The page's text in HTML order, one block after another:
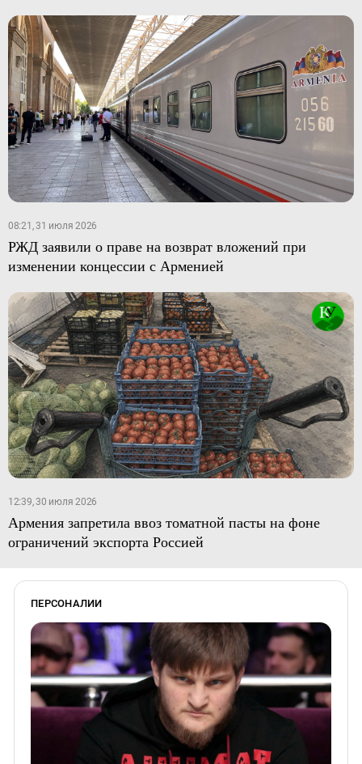
08:21, 31 июля 2026
РЖД заявили о праве на возврат вложений при
изменении концессии с Арменией
12:39, 30 июля 2026
Армения запретила ввоз томатной пасты на фоне
ограничений экспорта Россией
ПЕРСОНАЛИИ